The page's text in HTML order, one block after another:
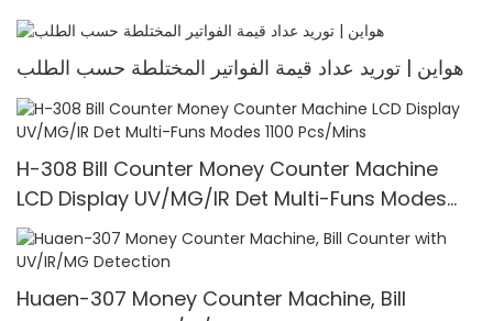
هواين | توريد عداد قيمة الفواتير المختلطة حسب الطلب
H-308 Bill Counter Money Counter Machine
LCD Display UV/MG/IR Det Multi-Funs Modes
1100 Pcs/Mins
Huaen-307 Money Counter Machine, Bill